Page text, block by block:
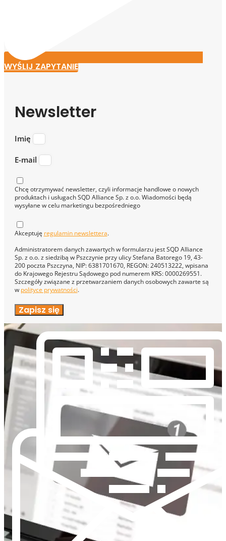
WYŚLIJ ZAPYTANIE
Newsletter
Imię
E-mail
Chcę otrzymywać newsletter, czyli informacje handlowe o nowych
produktach i usługach SQD Alliance Sp. z o.o. Wiadomości będą
wysyłane w celu marketingu bezpośredniego
Akceptuję regulamin newslettera.
Administratorem danych zawartych w formularzu jest SQD Alliance
Sp. z o.o. z siedzibą w Pszczynie przy ulicy Stefana Batorego 19, 43-
200 poczta Pszczyna, NIP: 6381701670, REGON: 240513222, wpisana
do Krajowego Rejestru Sądowego pod numerem KRS: 0000269551.
Szczegóły związane z przetwarzaniem danych osobowych zawarte są
w polityce prywatności.
Zapisz się